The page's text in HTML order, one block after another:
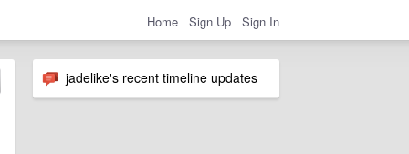
Home Sign Up Sign In
jadelike's recent timeline updates